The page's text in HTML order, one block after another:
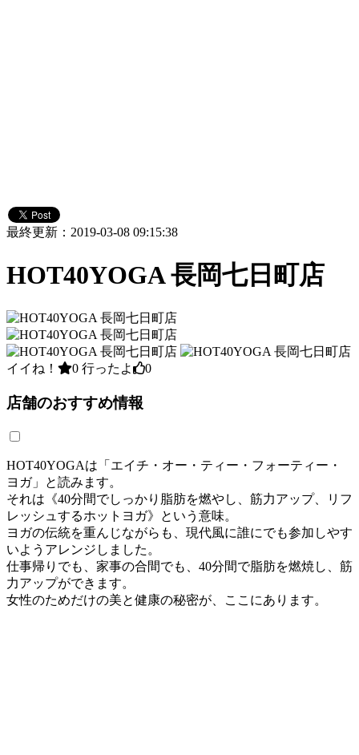
最終更新：2019-03-08 09:15:38
HOT40YOGA 長岡七日町店
イイね！ 0 行ったよ 0
店舗のおすすめ情報
HOT40YOGAは「エイチ・オー・ティー・フォーティー・
ヨガ」と読みます。
それは《40分間でしっかり脂肪を燃やし、筋力アップ、リフ
レッシュするホットヨガ》という意味。
ヨガの伝統を重んじながらも、現代風に誰にでも参加しやす
いようアレンジしました。
仕事帰りでも、家事の合間でも、40分間で脂肪を燃焼し、筋
力アップができます。
女性のためだけの美と健康の秘密が、ここにあります。